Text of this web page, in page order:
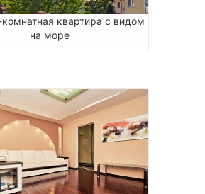
квартира с видом
на море